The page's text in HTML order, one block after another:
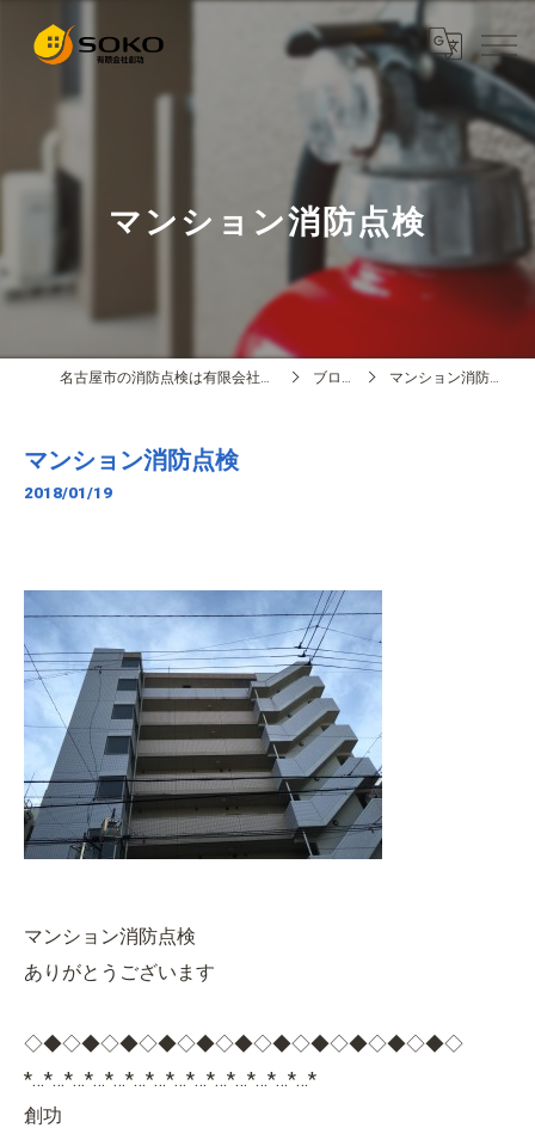
マンション消防点検
名古屋市の消防点検は有限会社創功 ブログ マンション消防点検
マンション消防点検
2018/01/19
マンション消防点検
ありがとうございます
◇◆◇◆◇◆◇◆◇◆◇◆◇◆◇◆◇◆◇◆◇◆◇
*…*…*…*…*…*…*…*…*…*…*…*…*…*…*
創功